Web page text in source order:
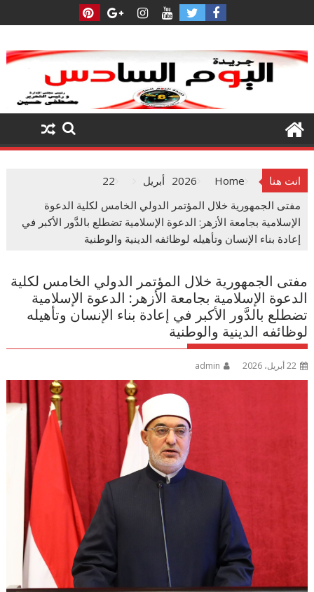
to
انت هنا Home
2026 أبريل
22
مفتى الجمهورية خلال المؤتمر الدولي الخامس لكلية الدعوة
الإسلامية بجامعة الأزهر: الدعوة الإسلامية تضطلع بالدَّور الأكبر في
إعادة بناء الإنسان وتأهيله لوظائفه الدينية والوطنية
مفتى الجمهورية خلال المؤتمر الدولي الخامس لكلية
الدعوة الإسلامية بجامعة الأزهر: الدعوة الإسلامية
تضطلع بالدَّور الأكبر في إعادة بناء الإنسان وتأهيله
لوظائفه الدينية والوطنية
22 أبريل، 2026 admin